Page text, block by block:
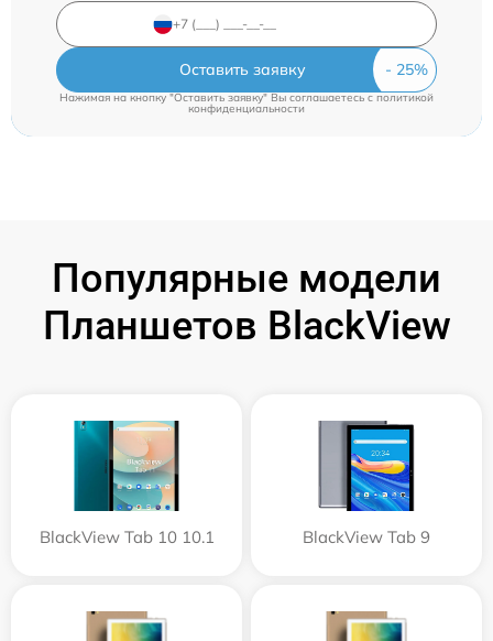
Оставить заявку
Нажимая на кнопку "Оставить заявку" Вы соглашаетесь cполитикой
конфиденциальности
Популярные модели
Планшетов BlackView
BlackView Tab 10 10.1 BlackView Tab 9